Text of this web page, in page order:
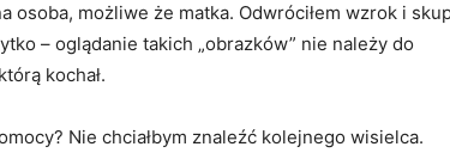
osoba, możliwe że matka. Odwróciłem wzrok i
– oglądanie takich „obrazków” nie należy do
kochał.
Nie chciałbym znaleźć kolejnego wisielca.